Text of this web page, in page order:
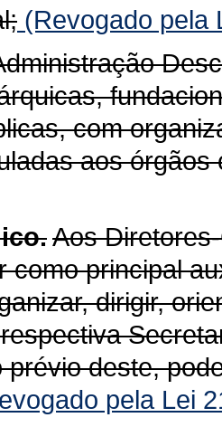
(Revogado pela
com
aos órgãos
Aos
como principal
dirigir,
prévio deste,
pela Lei